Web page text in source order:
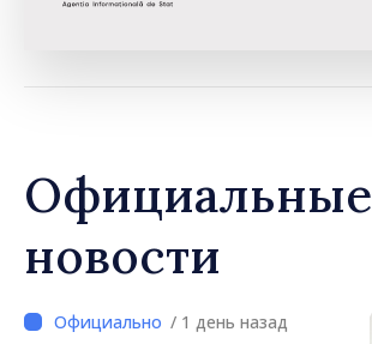
Официальные
новости
/ 1 день назад